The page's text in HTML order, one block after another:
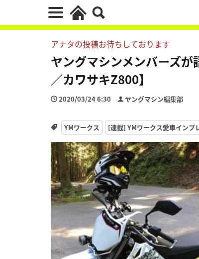
アナタの投稿お待ちしております
ヤングマシンメンバーズ
／カワサキZ800】
2020/03/24 6:30 ヤングマシン編集部
YMワークス [連載] YMワークス愛車インプ